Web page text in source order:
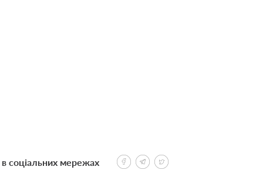
соціальних мережах